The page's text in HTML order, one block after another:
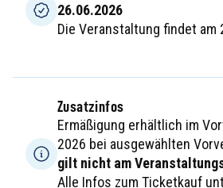
26.06.2026
Die Veranstaltung findet am
Zusatzinfos
Ermäßigung erhältlich im
2026 bei ausgewählten
gilt nicht am
Alle Infos zum Ticketkauf